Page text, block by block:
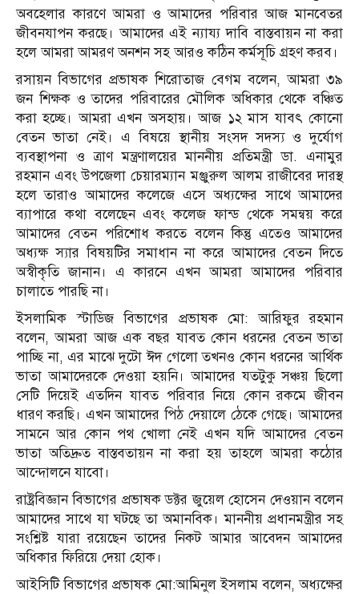
অবহেলার কারণে আমরা ও আমাদের পরিবার আজ মানবেতর
জীবনযাপন করছে। আমাদের এই ন্যায্য দাবি বাস্তবায়ন না করা
হলে আমরা আমরণ অনশন সহ আরও কঠিন কর্মসূচি গ্রহণ করব।
রসায়ন বিভাগের প্রভাষক শিরোতাজ বেগম বলেন, আমরা ৩৯
জন শিক্ষক ও তাদের পরিবারের মৌলিক অধিকার থেকে বঞ্চিত
করা হচ্ছে। আমরা এখন অসহায়। আজ ১২ মাস যাবৎ কোনো
বেতন ভাতা নেই। এ বিষয়ে স্থানীয় সংসদ সদস্য ও দুর্যোগ
ব্যবস্থাপনা ও ত্রাণ মন্ত্রণালয়ের মাননীয় প্রতিমন্ত্রী ডা. এনামুর
রহমান এবং উপজেলা চেয়ারম্যান মঞ্জুরুল আলম রাজীবের দারস্থ
হলে তারাও আমাদের কলেজে এসে অধ্যক্ষের সাথে আমাদের
ব্যাপারে কথা বলেছেন এবং কলেজ ফান্ড থেকে সমন্বয় করে
আমাদের বেতন পরিশোধ করতে বলেন কিন্তু এতেও আমাদের
অধ্যক্ষ স্যার বিষয়টির সমাধান না করে আমাদের বেতন দিতে
অস্বীকৃতি জানান। এ কারনে এখন আমরা আমাদের পরিবার
চালাতে পারছি না।
ইসলামিক স্টাডিজ বিভাগের প্রভাষক মো: আরিফুর রহমান
বলেন, আমরা আজ এক বছর যাবত কোন ধরনের বেতন ভাতা
পাচ্ছি না, এর মাঝে দুটো ঈদ গেলো তখনও কোন ধরনের আর্থিক
ভাতা আমাদেরকে দেওয়া হয়নি। আমাদের যতটুকু সঞ্চয় ছিলো
সেটি দিয়েই এতদিন যাবত পরিবার নিয়ে কোন রকমে জীবন
ধারণ করছি। এখন আমাদের পিঠ দেয়ালে ঠেকে গেছে। আমাদের
সামনে আর কোন পথ খোলা নেই এখন যদি আমাদের বেতন
ভাতা অতিদ্রুত বাস্তবতায়ন না করা হয় তাহলে আমরা কঠোর
আন্দোলনে যাবো।
রাষ্ট্রবিজ্ঞান বিভাগের প্রভাষক ডক্টর জুয়েল হোসেন দেওয়ান বলেন
আমাদের সাথে যা ঘটছে তা অমানবিক। মাননীয় প্রধানমন্ত্রীর সহ
সংশ্লিষ্ট যারা রয়েছেন তাদের নিকট আমার আবেদন আমাদের
অধিকার ফিরিয়ে দেয়া হোক।
আইসিটি বিভাগের প্রভাষক মো:আমিনুল ইসলাম বলেন, অধ্যক্ষের